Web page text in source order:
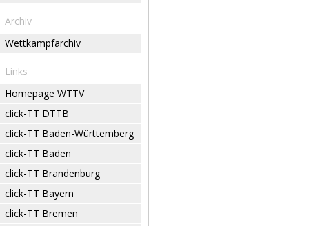
Archiv
Wettkampfarchiv
Links
Homepage WTTV
click-TT DTTB
click-TT Baden-Württemberg
click-TT Baden
click-TT Brandenburg
click-TT Bayern
click-TT Bremen